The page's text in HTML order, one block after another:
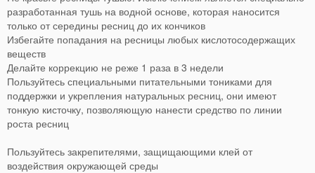
разработанная тушь на водной основе, которая наносится
только от середины ресниц до их кончиков
Избегайте попадания на ресницы любых кислотосодержащих
веществ
Делайте коррекцию не реже 1 раза в 3 недели
Пользуйтесь специальными питательными тониками для
поддержки и укрепления натуральных ресниц, они имеют
тонкую кисточку, позволяющую нанести средство по линии
роста ресниц
Пользуйтесь закрепителями, защищающими клей от
воздействия окружающей среды